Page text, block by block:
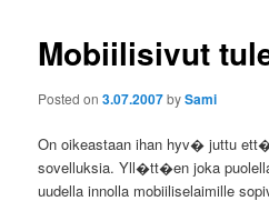
Mobiilisivut
Posted on3.07.2007bySami
On oikeastaan ihan hyv� juttu
sovelluksia. Yll�tt�en joka
uudella innolla mobiiliselaimille